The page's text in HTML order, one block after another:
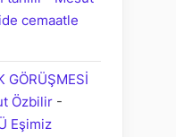
cemaatle
GÖRÜŞMESİ
Özbilir -
Eşimiz